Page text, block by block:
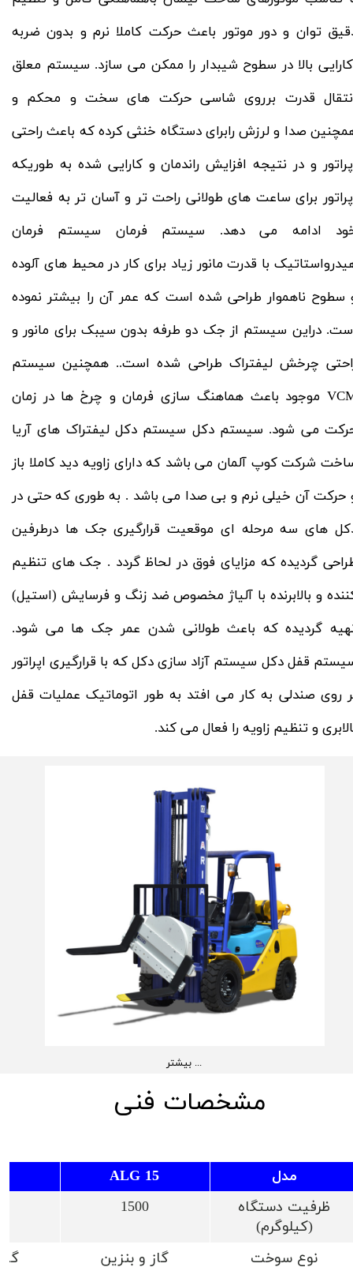
توان و دور موتور باعث حرکت کاملا نرم و بدون ضربه
بالا در سطوح شیبدار را ممکن می سازد. سیستم معلق
قدرت برروی شاسی حرکت های سخت و محکم و
صدا و لرزش رابرای دستگاه خنثی کرده که باعث راحتی
و در نتیجه افزایش راندمان و کارایی شده به طوریکه
برای ساعت های طولانی راحت تر و آسان تر به فعالیت
ادامه می دهد. سیستم فرمان سیستم فرمان
با قدرت مانور زیاد برای کار در محیط های آلوده
سطوح ناهموار طراحی شده است که عمر آن را بیشتر نموده
دراین سیستم از جک دو طرفه بدون سیبک برای مانور و
چرخش لیفتراک طراحی شده است.. همچنین سیستم
VCM موجود باعث هماهنگ سازی فرمان و چرخ ها در زمان
می شود. سیستم دکل سیستم دکل لیفتراک های آریا
شرکت کوپ آلمان می باشد که دارای زاویه دید کاملا باز
حرکت آن خیلی نرم و بی صدا می باشد . به طوری که حتی در
های سه مرحله ای موقعیت قرارگیری جک ها درطرفین
گردیده که مزایای فوق در لحاظ گردد . جک های تنظیم
و بالابرنده با آلیاژ مخصوص ضد زنگ و فرسایش (استیل)
گردیده که باعث طولانی شدن عمر جک ها می شود.
قفل دکل سیستم آزاد سازی دکل که با قرارگیری اپراتور
روی صندلی به کار می افتد به طور اتوماتیک عملیات قفل
و تنظیم زاویه را فعال می کند.
بیشتر ...
مشخصات فنی
مدل ALG 15
ظرفیت دستگاه
(کیلوگرم)
1500
نوع سوخت گاز و بنزین